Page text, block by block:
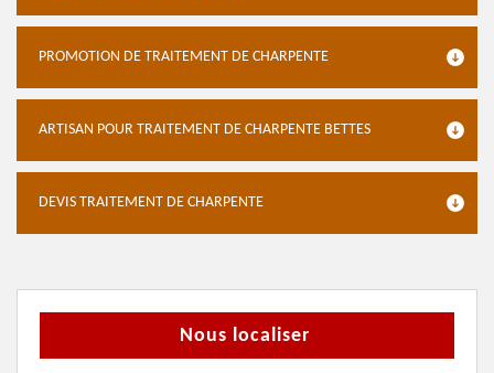
PROMOTION DE TRAITEMENT DE CHARPENTE
ARTISAN POUR TRAITEMENT DE CHARPENTE BETTES
DEVIS TRAITEMENT DE CHARPENTE
Nous localiser